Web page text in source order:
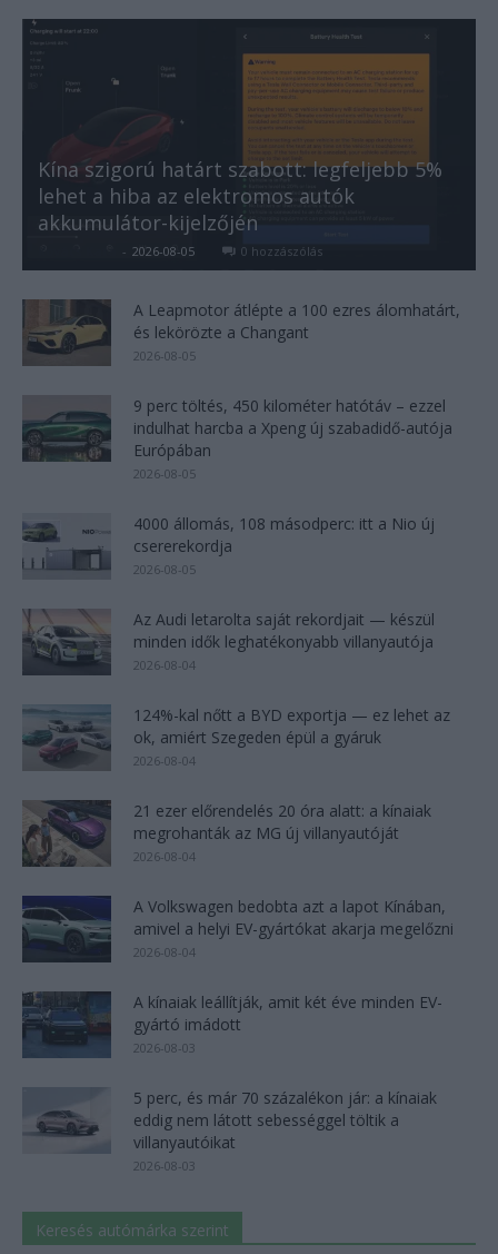
Kína szigorú határt szabott: legfeljebb 5%
lehet a hiba az elektromos autók
akkumulátor-kijelzőjén
- 2026-08-05 0 hozzászólás
A Leapmotor átlépte a 100 ezres álomhatárt,
és lekörözte a Changant
2026-08-05
9 perc töltés, 450 kilométer hatótáv – ezzel
indulhat harcba a Xpeng új szabadidő-autója
Európában
2026-08-05
4000 állomás, 108 másodperc: itt a Nio új
csererekordja
2026-08-05
Az Audi letarolta saját rekordjait — készül
minden idők leghatékonyabb villanyautója
2026-08-04
124%-kal nőtt a BYD exportja — ez lehet az
ok, amiért Szegeden épül a gyáruk
2026-08-04
21 ezer előrendelés 20 óra alatt: a kínaiak
megrohanták az MG új villanyautóját
2026-08-04
A Volkswagen bedobta azt a lapot Kínában,
amivel a helyi EV-gyártókat akarja megelőzni
2026-08-04
A kínaiak leállítják, amit két éve minden EV-
gyártó imádott
2026-08-03
5 perc, és már 70 százalékon jár: a kínaiak
eddig nem látott sebességgel töltik a
villanyautóikat
2026-08-03
Keresés autómárka szerint